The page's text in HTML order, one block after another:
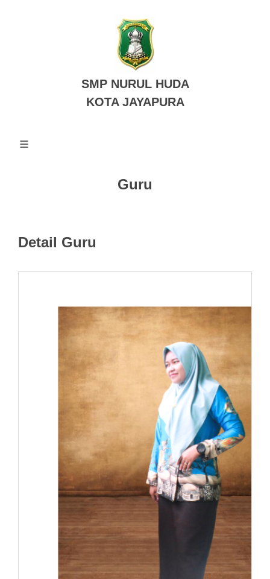
SMP NURUL HUDA
KOTA JAYAPURA
Guru
Detail Guru